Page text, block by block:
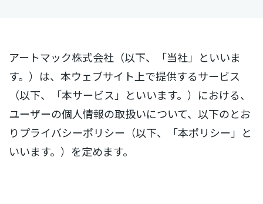
アートマック株式会社（以下、「当社」といいま
す。）は、本ウェブサイト上で提供するサービス
（以下、「本サービス」といいます。）における、
ユーザーの個人情報の取扱いについて、以下のとお
りプライバシーポリシー（以下、「本ポリシー」と
いいます。）を定めます。